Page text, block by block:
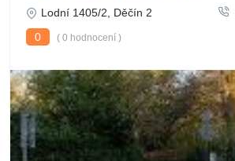
Lodní 1405/2, Děčín 2
0
( 0 hodnocení )